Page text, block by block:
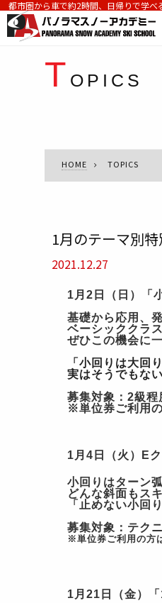
都市圏から車で約2時間、日帰りで学べ
T OPICS
HOME TOPICS
1月のテーマ別
2021.12.27
1 月2 日（日）
「
基礎から応用、
ベーシッククラ
ぜひこの機会に
「小回りは大回
実はそうでもな
募集対象：2級
※単位券ご利用
1 月4 日（火）E
小回りはターン
どんな斜面もス
「止めない小回
募集対象：テク
※単位券ご利用の方
1 月21 日（金） 「